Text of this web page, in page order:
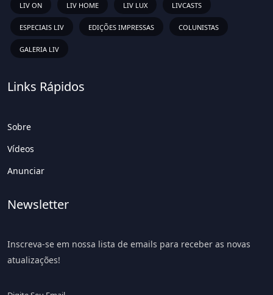
LIV ON LIV HOME LIV LUX LIVCASTS
ESPECIAIS LIV EDIÇÕES IMPRESSAS COLUNISTAS
GALERIA LIV
Links Rápidos
Sobre
Vídeos
Anunciar
Newsletter
Inscreva-se em nossa lista de emails para receber as novas
atualizações!